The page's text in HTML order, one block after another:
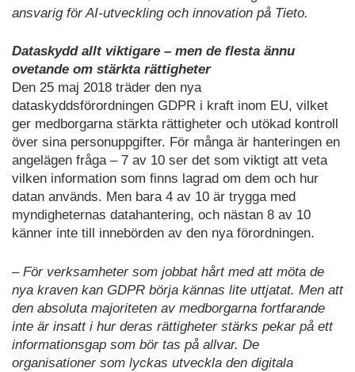
ansvarig för AI-utveckling och innovation på Tieto.
Dataskydd allt viktigare – men de flesta ännu
ovetande om stärkta rättigheter
Den 25 maj 2018 träder den nya
dataskyddsförordningen GDPR i kraft inom EU, vilket
ger medborgarna stärkta rättigheter och utökad kontroll
över sina personuppgifter. För många är hanteringen en
angelägen fråga – 7 av 10 ser det som viktigt att veta
vilken information som finns lagrad om dem och hur
datan används. Men bara 4 av 10 är trygga med
myndigheternas datahantering, och nästan 8 av 10
känner inte till innebörden av den nya förordningen.
– För verksamheter som jobbat hårt med att möta de
nya kraven kan GDPR börja kännas lite uttjatat. Men att
den absoluta majoriteten av medborgarna fortfarande
inte är insatt i hur deras rättigheter stärks pekar på ett
informationsgap som bör tas på allvar. De
organisationer som lyckas utveckla den digitala